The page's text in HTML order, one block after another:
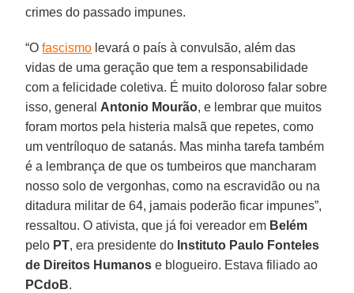
crimes do passado impunes.
“Ofascismo levará o país à convulsão, além das
vidas de uma geração que tem a responsabilidade
com a felicidade coletiva. É muito doloroso falar sobre
isso, general Antonio Mourão, e lembrar que muitos
foram mortos pela histeria malsã que repetes, como
um ventríloquo de satanás. Mas minha tarefa também
é a lembrança de que os tumbeiros que mancharam
nosso solo de vergonhas, como na escravidão ou na
ditadura militar de 64, jamais poderão ficar impunes”,
ressaltou. O ativista, que já foi vereador em Belém
pelo PT, era presidente do Instituto Paulo Fonteles
de Direitos Humanos e blogueiro. Estava filiado ao
PCdoB.